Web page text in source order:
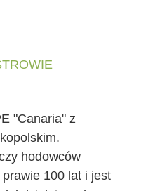
"Canaria" z
hodowców
100 lat i jest